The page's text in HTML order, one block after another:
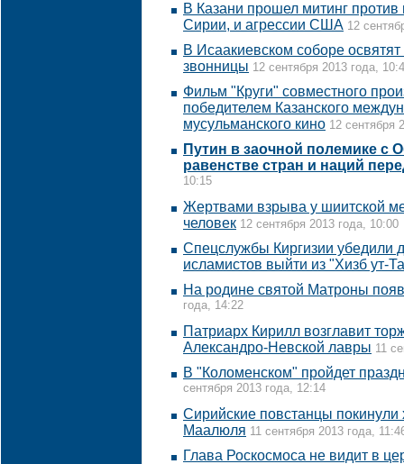
В Казани прошел митинг
Сирии, и агрессии США 12
В Исаакиевском соборе
звонницы 12 сентября 2013 года,
Фильм "Круги" совместного
победителем Казанского
мусульманского кино 12 сентября
Путин в заочной полемике с
равенстве стран и наций
10:15
Жертвами взрыва у шиитской
человек 12 сентября 2013 года, 10:00
Спецслужбы Киргизии убедили
исламистов выйти из "Хизб ут-
На родине святой Матроны
года, 14:22
Патриарх Кирилл возглавит
Александро-Невской лавры 11
В "Коломенском" пройдет
сентября 2013 года, 12:14
Сирийские повстанцы
Маалюля 11 сентября 2013 года,
Глава Роскосмоса не видит в